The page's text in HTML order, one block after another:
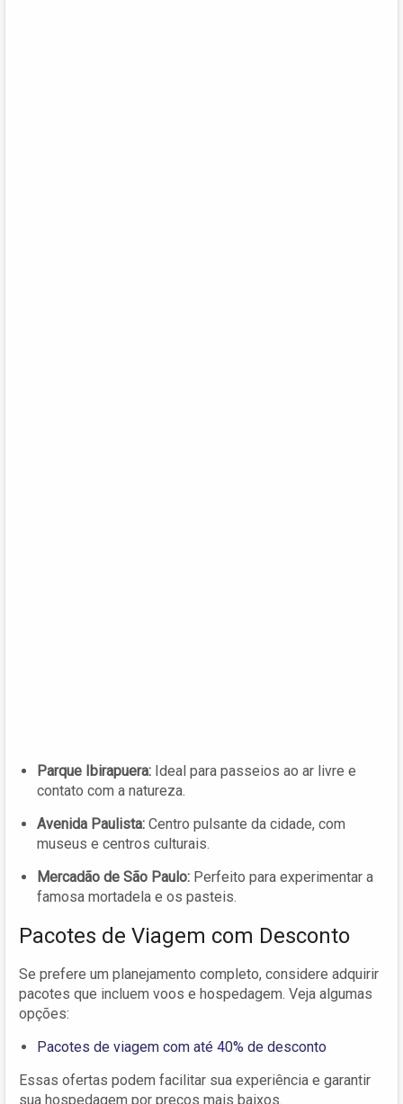
Parque Ibirapuera: Ideal para passeios ao ar livre e
contato com a natureza.
Avenida Paulista: Centro pulsante da cidade, com
museus e centros culturais.
Mercadão de São Paulo: Perfeito para experimentar a
famosa mortadela e os pasteis.
Pacotes de Viagem com Desconto
Se prefere um planejamento completo, considere adquirir
pacotes que incluem voos e hospedagem. Veja algumas
opções:
Pacotes de viagem com até 40% de desconto
Essas ofertas podem facilitar sua experiência e garantir
sua hospedagem por preços mais baixos.